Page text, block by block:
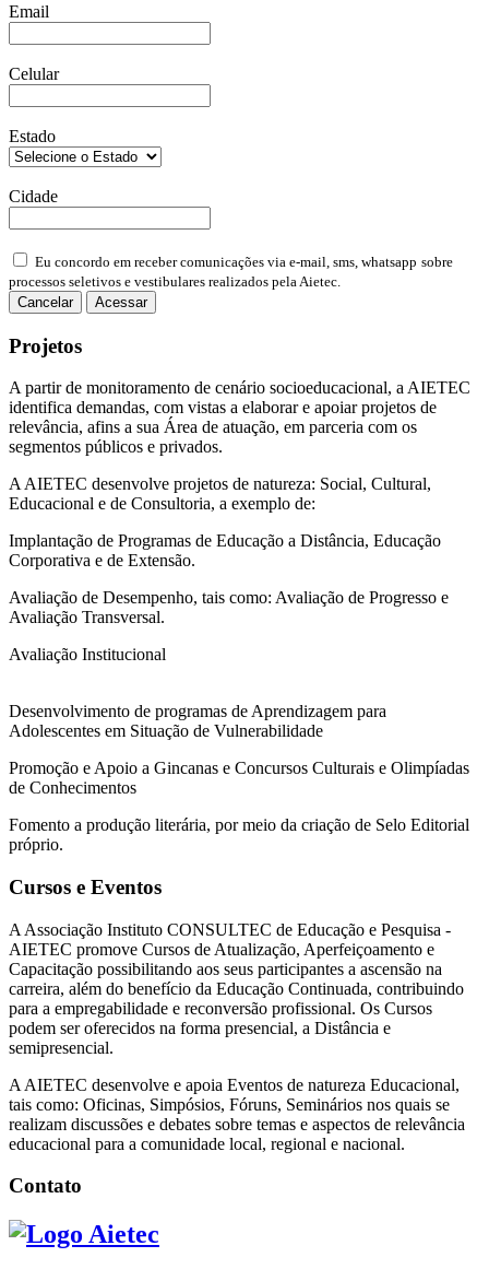
Email
Celular
Estado
Cidade
Eu concordo em receber comunicações via e-mail, sms, whatsapp sobre
processos seletivos e vestibulares realizados pela Aietec.
Cancelar
Acessar
Projetos
A partir de monitoramento de cenário socioeducacional, a AIETEC
identifica demandas, com vistas a elaborar e apoiar projetos de
relevância, afins a sua Área de atuação, em parceria com os
segmentos públicos e privados.
A AIETEC desenvolve projetos de natureza: Social, Cultural,
Educacional e de Consultoria, a exemplo de:
Implantação de Programas de Educação a Distância, Educação
Corporativa e de Extensão.
Avaliação de Desempenho, tais como: Avaliação de Progresso e
Avaliação Transversal.
Avaliação Institucional
Desenvolvimento de programas de Aprendizagem para
Adolescentes em Situação de Vulnerabilidade
Promoção e Apoio a Gincanas e Concursos Culturais e Olimpíadas
de Conhecimentos
Fomento a produção literária, por meio da criação de Selo Editorial
próprio.
Cursos e Eventos
A Associação Instituto CONSULTEC de Educação e Pesquisa -
AIETEC promove Cursos de Atualização, Aperfeiçoamento e
Capacitação possibilitando aos seus participantes a ascensão na
carreira, além do benefício da Educação Continuada, contribuindo
para a empregabilidade e reconversão profissional. Os Cursos
podem ser oferecidos na forma presencial, a Distância e
semipresencial.
A AIETEC desenvolve e apoia Eventos de natureza Educacional,
tais como: Oficinas, Simpósios, Fóruns, Seminários nos quais se
realizam discussões e debates sobre temas e aspectos de relevância
educacional para a comunidade local, regional e nacional.
Contato